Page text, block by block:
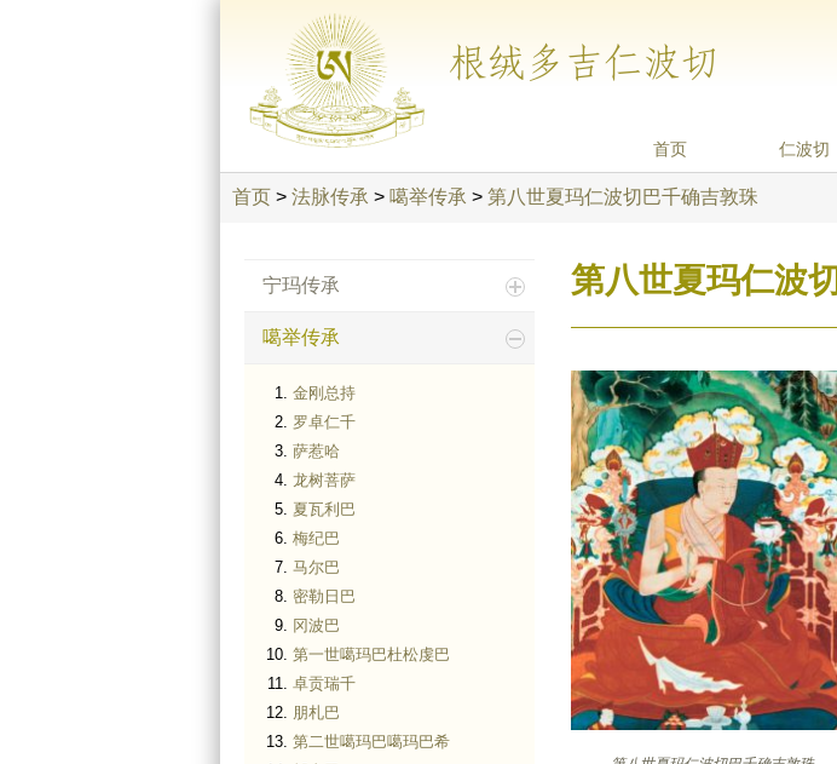
根绒多吉仁波切
首页 仁波切
首页 > 法脉传承 > 噶举传承 > 第八世夏玛仁波切巴千确吉敦珠
宁玛传承
噶举传承
金刚总持
罗卓仁千
萨惹哈
龙树菩萨
夏瓦利巴
梅纪巴
马尔巴
密勒日巴
冈波巴
第一世噶玛巴杜松虔巴
卓贡瑞千
朋札巴
第二世噶玛巴噶玛巴希
第八世夏玛仁波